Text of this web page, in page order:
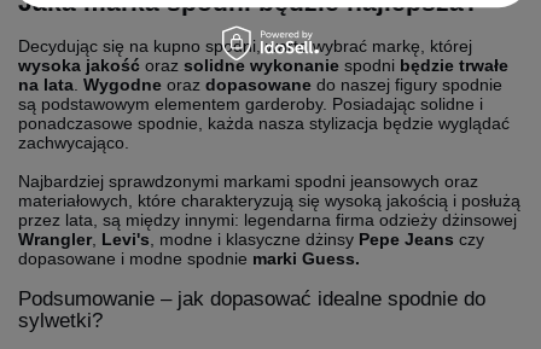
Decydując się na kupno spodni, warto wybrać markę, której
wysoka jakość oraz solidne wykonanie spodni będzie trwałe
na lata. Wygodne oraz dopasowane do naszej figury spodnie
są podstawowym elementem garderoby. Posiadając solidne i
ponadczasowe spodnie, każda nasza stylizacja będzie wyglądać
zachwycająco.
Najbardziej sprawdzonymi markami spodni jeansowych oraz
materiałowych, które charakteryzują się wysoką jakością i posłużą
przez lata, są między innymi: legendarna firma odzieży dżinsowej
Wrangler, Levi's, modne i klasyczne dżinsy Pepe Jeans czy
dopasowane i modne spodnie marki Guess.
Podsumowanie – jak dopasować idealne spodnie do
sylwetki?